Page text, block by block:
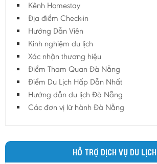
Kênh Homestay
Địa điểm Check-in
Hướng Dẫn Viên
Kinh nghiệm du lịch
Xác nhận thương hiệu
Điểm Tham Quan Đà Nẵng
Điểm Du Lịch Hấp Dẫn Nhất
Hướng dẫn du lịch Đà Nẵng
Các đơn vị lữ hành Đà Nẵng
HỖ TRỢ DỊCH VỤ DU LỊCH